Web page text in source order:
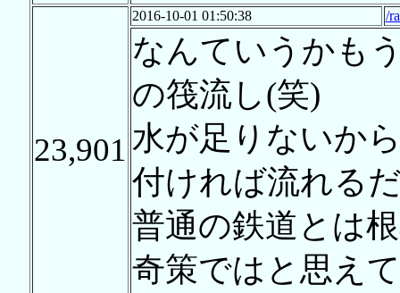
23,901
2016-10-01 01:50:38 /
なんていうかも
の筏流し(笑)
水が足りないか
付ければ流れる
普通の鉄道とは
奇策ではと思え